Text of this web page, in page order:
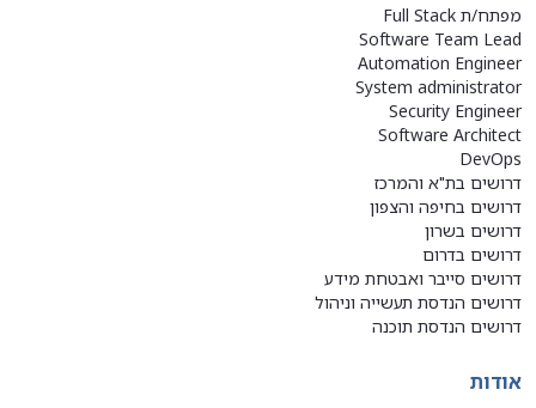
מפתח/ת Full Stack
Software Team Lead
Automation Engineer
System administrator
Security Engineer
Software Architect
DevOps
דרושים בת"א והמרכז
דרושים בחיפה והצפון
דרושים בשרון
דרושים בדרום
דרושים סייבר ואבטחת מידע
דרושים הנדסת תעשייה וניהול
דרושים הנדסת תוכנה
אודות